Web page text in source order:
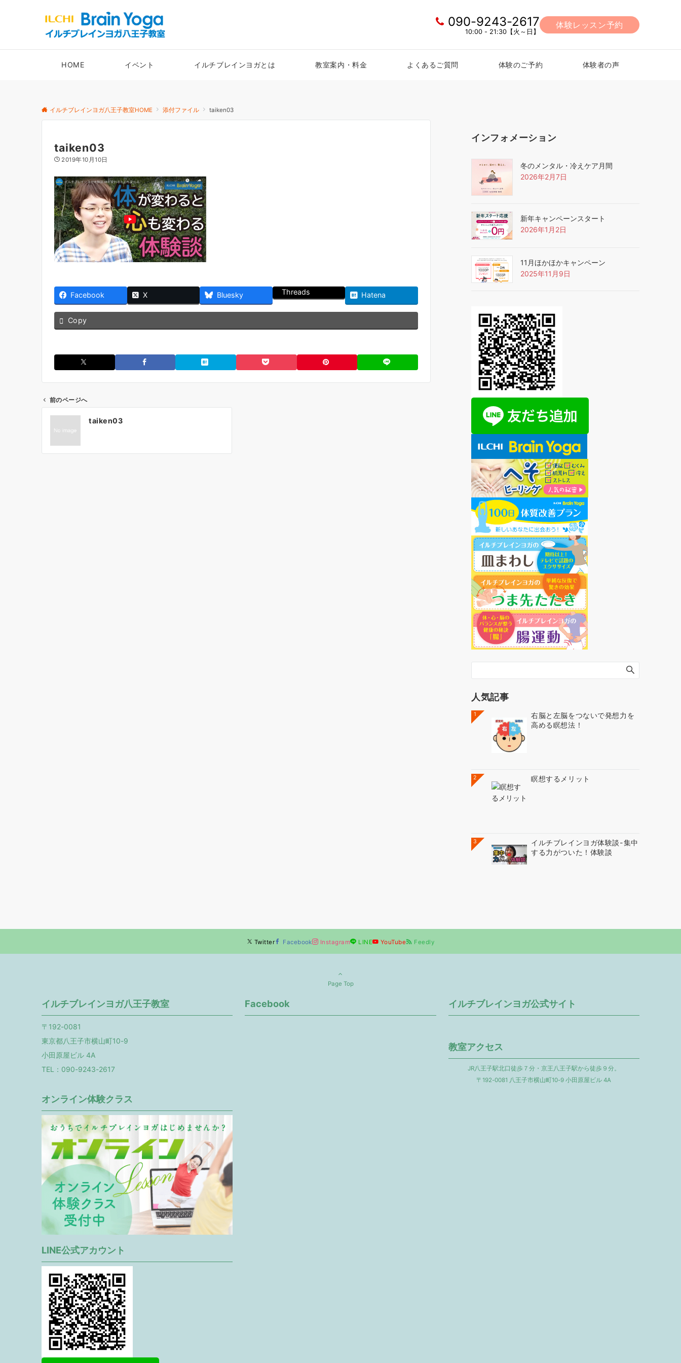
090-9243-2617
10:00 - 21:30【火～日】
体験レッスン予約
HOME イベント イルチブレインヨガとは 教室案内・料金 よくあるご質問 体験のご予約 体験者の声
イルチブレインヨガ八王子教室HOME 添付ファイル taiken03
taiken03
2019年10月10日
Facebook X Bluesky Threads Hatena
Copy
ビ
前のページへ
taiken03
インフォメーション
冬のメンタル・冷えケア月間
2026年2月7日
新年キャンペーンスタート
2026年1月2日
11月ほかほかキャンペーン
2025年11月9日
人気記事
1
右脳と左脳をつないで発想力を
高める瞑想法！
2 瞑想するメリット
3
イルチブレインヨガ体験談-集中
する力がついた！体験談
Twitter Facebook Instagram LINE YouTube Feedly
Page Top
イルチブレインヨガ八王子教室
〒192-0081
東京都八王子市横山町10-9
小田原屋ビル 4A
TEL：090-9243-2617
オンライン体験クラス
LINE公式アカウント
Facebook イルチブレインヨガ公式サイト
教室アクセス
JR八王子駅北口徒歩７分・京王八王子駅から徒歩９分。
〒192-0081 八王子市横山町10-9 小田原屋ビル 4A